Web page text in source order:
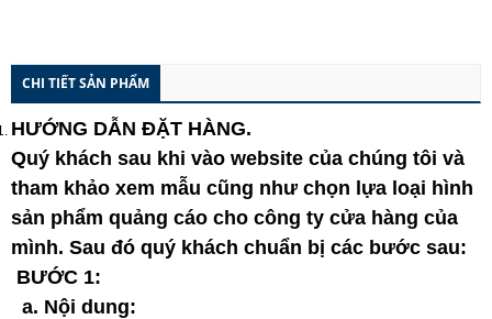
CHI TIẾT SẢN PHẨM
HƯỚNG DẪN ĐẶT HÀNG.
Quý khách sau khi vào website của chúng tôi và
tham khảo xem mẫu cũng như chọn lựa loại hình
sản phẩm quảng cáo cho công ty cửa hàng của
mình. Sau đó quý khách chuẩn bị các bước sau:
BƯỚC 1:
a. Nội dung: